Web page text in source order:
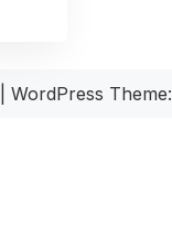
WordPress Theme: